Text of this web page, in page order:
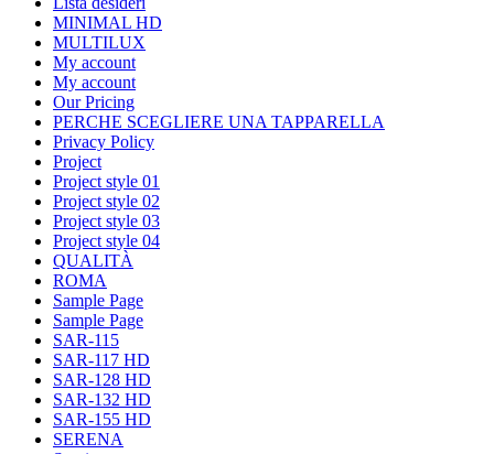
MINIMAL HD
MULTILUX
My account
My account
Our Pricing
PERCHE SCEGLIERE UNA TAPPARELLA
Privacy Policy
Project
Project style 01
Project style 02
Project style 03
Project style 04
QUALITÀ
ROMA
Sample Page
Sample Page
SAR-115
SAR-117 HD
SAR-128 HD
SAR-132 HD
SAR-155 HD
SERENA